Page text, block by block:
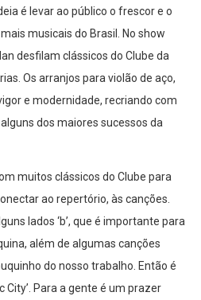
é levar ao público o frescor e o
musicais do Brasil. No show
desfilam clássicos do Clube da
Os arranjos para violão de aço,
e modernidade, recriando com
dos maiores sucessos da
muitos clássicos do Clube para
ao repertório, às canções.
lados ‘b’, que é importante para
além de algumas canções
do nosso trabalho. Então é
City’. Para a gente é um prazer